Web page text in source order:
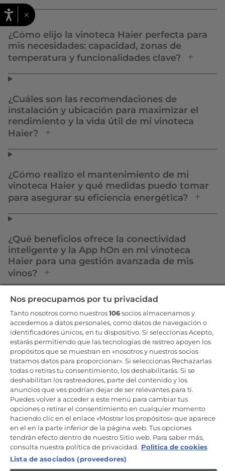
¿Cómo elijo la vinoteca Haier perfecta para
mis necesidades: capacidad, zonas de
temperatura y funcionalidades clave?
¿Cuáles son las recomendaciones de
instalación y ubicación para maximizar el
rendimiento y la vida útil de mi vinoteca
Haier?
¿Cómo realizo el mantenimiento de mi
vinoteca Haier y qué medidas puedo tomar
para asegurar su eficiencia energética?
¿Qué beneficios ofrece la conectividad
inteligente y la App hOn en mi vinoteca
Haier para una gestión avanzada de mis
vinos?
COMPAÑÍA
Sobre Haier
Haier Europe
Código ético
Newsletter
Puntos de Venta
Investor relations
Catálogo
Newsroom
Trabaja con nosotros
×
Nos preocupamos por tu privacidad
Tanto nosotros como nuestros106socios almacenamos y
accedemos a datos personales, como datos de navegación o
identificadores únicos, en tu dispositivo. Si seleccionas Acepto,
estarás permitiendo que las tecnologías de rastreo apoyen los
propósitos que se muestran en «nosotros y nuestros socios
tratamos datos para proporcionar». Si seleccionas Rechazarlas
todas o retiras tu consentimiento, los deshabilitarás. Si se
deshabilitan los rastreadores, parte del contenido y los
anuncios que ves podrían dejar de ser relevantes para ti.
Puedes volver a acceder a este menú para cambiar tus
opciones o retirar el consentimiento en cualquier momento
haciendo clic en el enlace «Mostrar los propósitos» que aparece
en el en la parte inferior de la página web. Tus opciones
tendrán efecto dentro de nuestro Sitio web. Para saber más,
consulta nuestra política de privacidad. Polìtica de cookies
Lista de asociados (proveedores)